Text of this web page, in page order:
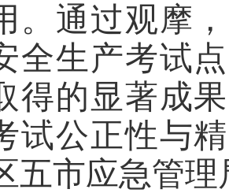
。通过观摩
全生产考试
得的显著成
试公正性与
五市应急管